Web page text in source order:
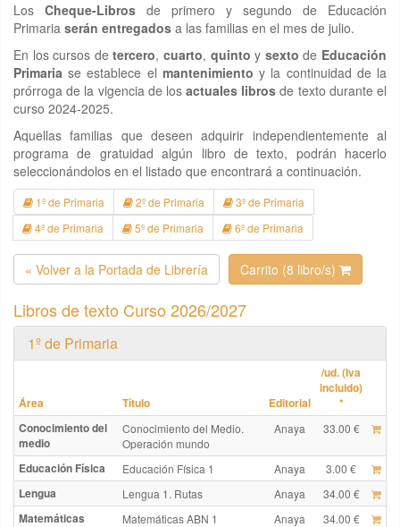
Los Cheque-Libros de primero y segundo de Educación
Primaria serán entregados a las familias en el mes de julio.
En los cursos detercero,cuarto, quinto y sexto de Educación
Primaria se establece el mantenimiento y la continuidad de la
prórroga de la vigencia de losactuales libros de texto durante el
curso 2024-2025.
Aquellas familias que deseen adquirir independientemente al
programa de gratuidad algún libro de texto, podrán hacerlo
seleccionándolos en el listado que encontrará a continuación.
1º de Primaria 2º de Primaria
3º de Primaria
4º de Primaria
5º de Primaria 6º de Primaria
« Volver a la Portada de Librería Carrito (8 libro/s)
Libros de texto Curso 2026/2027
1º de Primaria
Área Título Editorial
/ud. (Iva
incluido)
*
Conocimiento del
medio
Conocimiento del Medio.
Operación mundo
Anaya 33.00 €
Educación Física Educación Física 1 Anaya 3.00 €
Lengua Lengua 1. Rutas Anaya 34.00 €
Matemáticas Matemáticas ABN 1 Anaya 34.00 €